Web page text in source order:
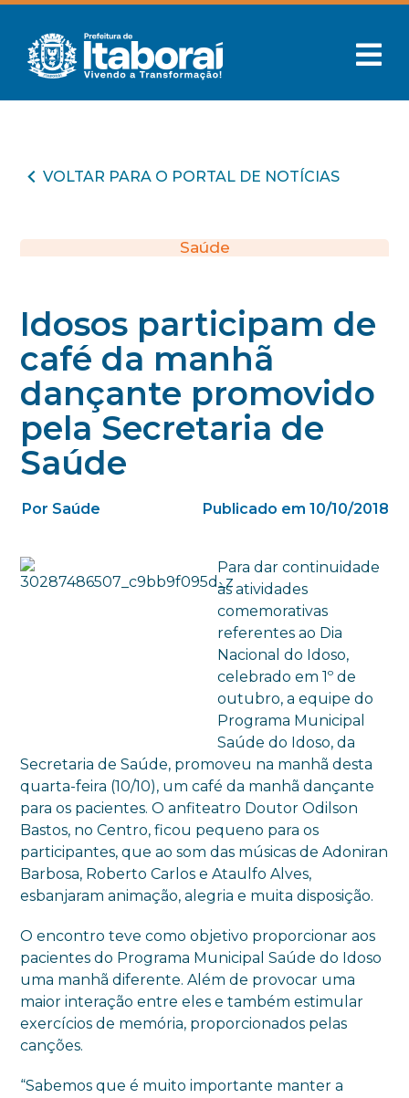
VOLTAR PARA O PORTAL DE NOTÍCIAS
Saúde
Idosos participam de
café da manhã
dançante promovido
pela Secretaria de
Saúde
Por Saúde Publicado em 10/10/2018
Para dar continuidade
às atividades
comemorativas
referentes ao Dia
Nacional do Idoso,
celebrado em 1º de
outubro, a equipe do
Programa Municipal
Saúde do Idoso, da
Secretaria de Saúde, promoveu na manhã desta
quarta-feira (10/10), um café da manhã dançante
para os pacientes. O anfiteatro Doutor Odilson
Bastos, no Centro, ficou pequeno para os
participantes, que ao som das músicas de Adoniran
Barbosa, Roberto Carlos e Ataulfo Alves,
esbanjaram animação, alegria e muita disposição.
O encontro teve como objetivo proporcionar aos
pacientes do Programa Municipal Saúde do Idoso
uma manhã diferente. Além de provocar uma
maior interação entre eles e também estimular
exercícios de memória, proporcionados pelas
canções.
“Sabemos que é muito importante manter a